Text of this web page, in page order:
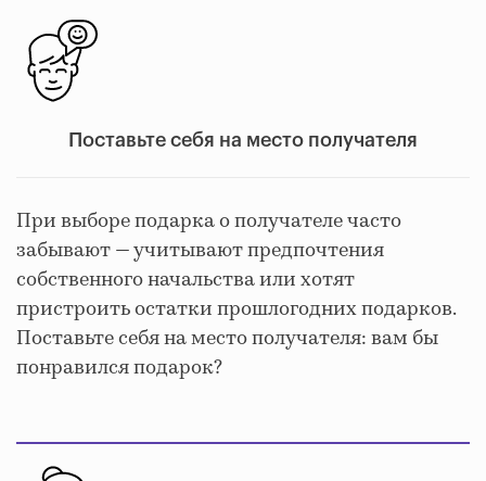
Поставьте себя на место получателя
При выборе подарка о получателе часто
забывают — учитывают предпочтения
собственного начальства или хотят
пристроить остатки прошлогодних подарков.
Поставьте себя на место получателя: вам бы
понравился подарок?